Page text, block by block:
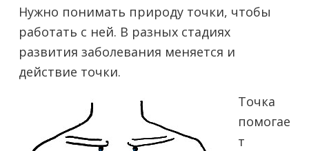
Нужно понимать природу точки, чтобы
работать с ней. В разных стадиях
развития заболевания меняется и
действие точки.
Точка
помогае
т